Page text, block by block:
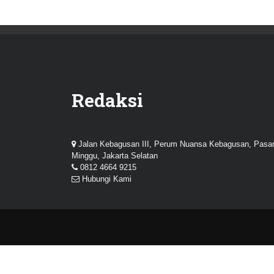
Redaksi
Jalan Kebagusan III, Perum Nuansa Kebagusan, Pasar
Minggu, Jakarta Selatan
0812 4664 9215
Hubungi Kami